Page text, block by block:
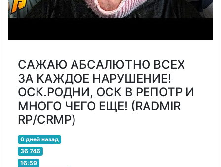
САЖАЮ АБСАЛЮТНО ВСЕХ
ЗА КАЖДОЕ НАРУШЕНИЕ!
ОСК.РОДНИ, ОСК В РЕПОТР И
МНОГО ЧЕГО ЕЩЕ! (RADMIR
RP/CRMP)
6 дней назад
36 746
16:59